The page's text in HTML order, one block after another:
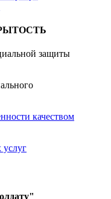
защиты
качеством
услуг